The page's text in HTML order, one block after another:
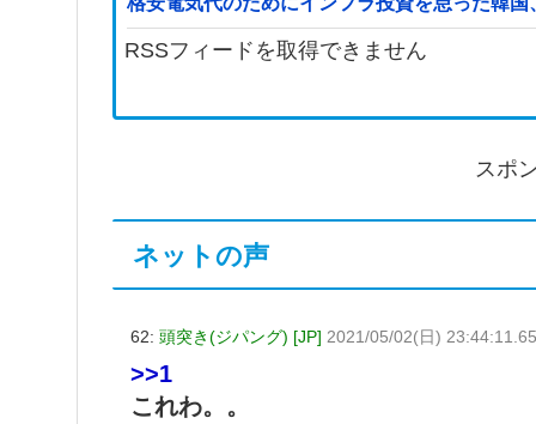
RSSフィードを取得できません
スポ
ネットの声
62: 頭突き(ジパング) [JP] 2021/05/02(日)
>>1
これわ。。